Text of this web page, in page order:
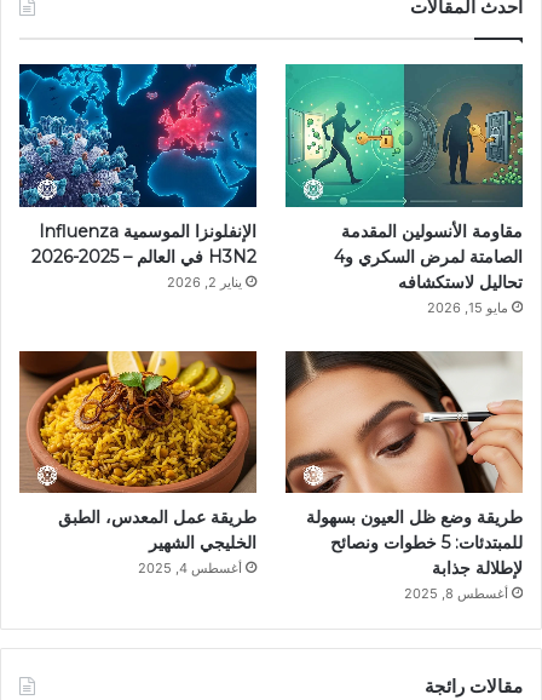
ب
و
ك
ت
ي
ر
ي
ت
ق
ر
م
ق
ر
ا
k
T
k
أحدث المقالات
مقاومة الأنسولين المقدمة
الصامتة لمرض السكري و4
تحاليل لاستكشافه
مايو 15, 2026
الإنفلونزا الموسمية Influenza
H3N2 في العالم – 2025-2026
يناير 2, 2026
طريقة وضع ظل العيون بسهولة
للمبتدئات: 5 خطوات ونصائح
لإطلالة جذابة
أغسطس 8, 2025
طريقة عمل المعدس، الطبق
الخليجي الشهير
أغسطس 4, 2025
مقالات رائجة